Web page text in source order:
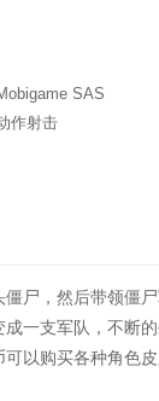
SAS
作射击
尸，然后带领僵
一支军队，不断
以购买各种角色皮